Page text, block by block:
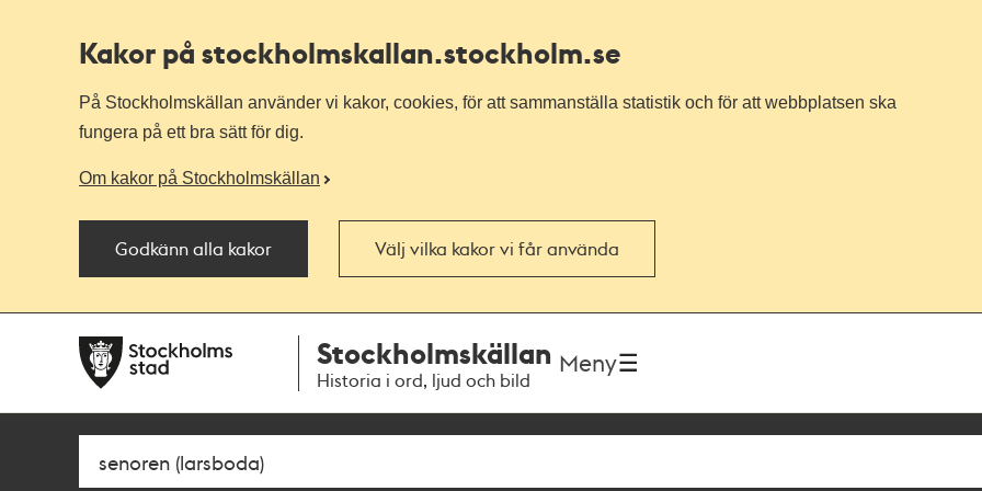
Kakor på stockholmskallan.stockholm.se
På Stockholmskällan använder vi kakor, cookies, för att sammanställa statistik och för att webbplatsen ska
fungera på ett bra sätt för dig.
Om kakor på Stockholmskällan
Godkänn alla kakor Välj vilka kakor vi får använda
navigationen
huvudinnehållet
Stockholmskällan
Historia i ord, ljud och bild
Meny
Sök